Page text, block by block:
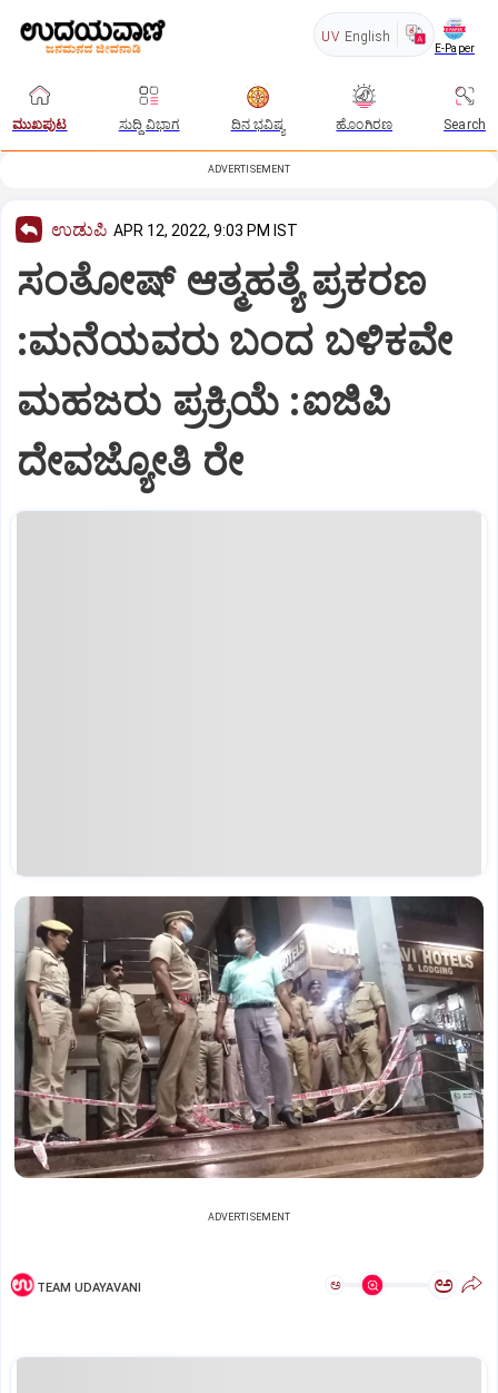
UV English
E-Paper
ಮುಖಪುಟ ಸುದ್ದಿ ವಿಭಾಗ ದಿನ ಭವಿಷ್ಯ ಹೊಂಗಿರಣ Search
ADVERTISEMENT
ಉಡುಪಿ APR 12, 2022, 9:03 PM IST
ಸಂತೋಷ್ ಆತ್ಮಹತ್ಯೆ ಪ್ರಕರಣ
:ಮನೆಯವರು ಬಂದ ಬಳಿಕವೇ
ಮಹಜರು ಪ್ರಕ್ರಿಯೆ :ಐಜಿಪಿ
ದೇವಜ್ಯೋತಿ ರೇ
ADVERTISEMENT
TEAM UDAYAVANI ಅ ಅ